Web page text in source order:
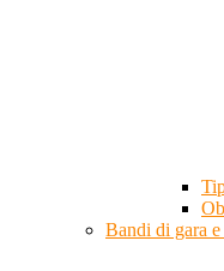
Bandi di gara